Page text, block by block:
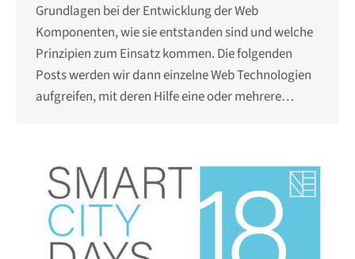
Grundlagen bei der Entwicklung der Web
Komponenten, wie sie entstanden sind und welche
Prinzipien zum Einsatz kommen. Die folgenden
Posts werden wir dann einzelne Web Technologien
aufgreifen, mit deren Hilfe eine oder mehrere…